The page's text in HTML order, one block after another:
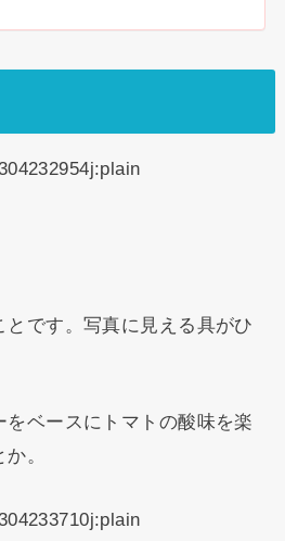
です。写真に見える具がひ
をベースにトマトの酸味を楽
。